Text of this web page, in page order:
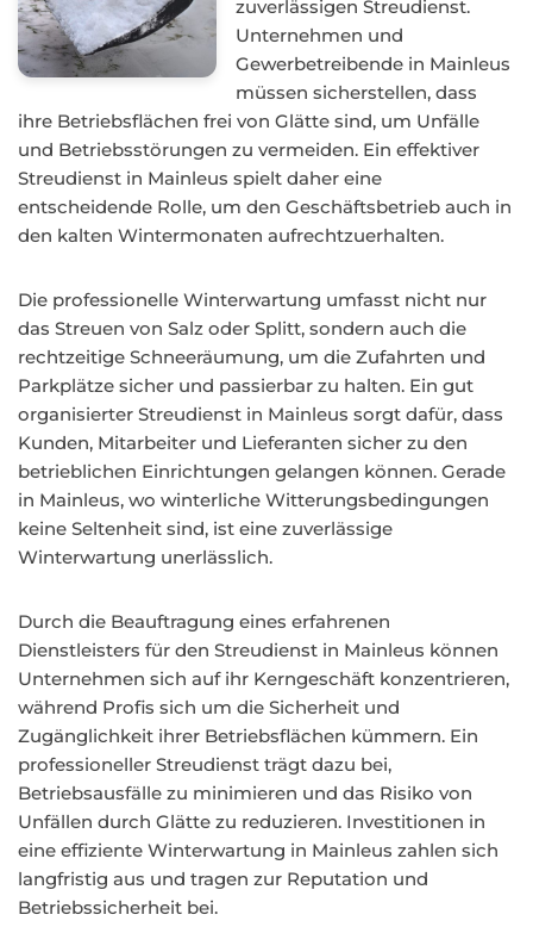
zuverlässigen Streudienst.
Unternehmen und
Gewerbetreibende in Mainleus
müssen sicherstellen, dass
ihre Betriebsflächen frei von Glätte sind, um Unfälle
und Betriebsstörungen zu vermeiden. Ein effektiver
Streudienst in Mainleus spielt daher eine
entscheidende Rolle, um den Geschäftsbetrieb auch in
den kalten Wintermonaten aufrechtzuerhalten.
Die professionelle Winterwartung umfasst nicht nur
das Streuen von Salz oder Splitt, sondern auch die
rechtzeitige Schneeräumung, um die Zufahrten und
Parkplätze sicher und passierbar zu halten. Ein gut
organisierter Streudienst in Mainleus sorgt dafür, dass
Kunden, Mitarbeiter und Lieferanten sicher zu den
betrieblichen Einrichtungen gelangen können. Gerade
in Mainleus, wo winterliche Witterungsbedingungen
keine Seltenheit sind, ist eine zuverlässige
Winterwartung unerlässlich.
Durch die Beauftragung eines erfahrenen
Dienstleisters für den Streudienst in Mainleus können
Unternehmen sich auf ihr Kerngeschäft konzentrieren,
während Profis sich um die Sicherheit und
Zugänglichkeit ihrer Betriebsflächen kümmern. Ein
professioneller Streudienst trägt dazu bei,
Betriebsausfälle zu minimieren und das Risiko von
Unfällen durch Glätte zu reduzieren. Investitionen in
eine effiziente Winterwartung in Mainleus zahlen sich
langfristig aus und tragen zur Reputation und
Betriebssicherheit bei.